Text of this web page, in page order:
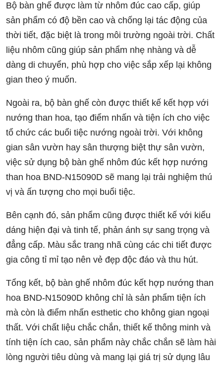
Bộ bàn ghế được làm từ nhôm đúc cao cấp, giúp
sản phẩm có độ bền cao và chống lại tác động của
thời tiết, đặc biệt là trong môi trường ngoài trời. Chất
liệu nhôm cũng giúp sản phẩm nhẹ nhàng và dễ
dàng di chuyển, phù hợp cho việc sắp xếp lại không
gian theo ý muốn.
Ngoài ra, bộ bàn ghế còn được thiết kế kết hợp với
nướng than hoa, tạo điểm nhấn và tiện ích cho việc
tổ chức các buổi tiệc nướng ngoài trời. Với không
gian sân vườn hay sân thượng biệt thự sân vườn,
việc sử dụng bộ bàn ghế nhôm đúc kết hợp nướng
than hoa BND-N15090D sẽ mang lại trải nghiệm thú
vị và ấn tượng cho mọi buổi tiệc.
Bên cạnh đó, sản phẩm cũng được thiết kế với kiểu
dáng hiện đại và tinh tế, phản ánh sự sang trọng và
đẳng cấp. Màu sắc trang nhã cùng các chi tiết được
gia công tỉ mỉ tạo nên vẻ đẹp độc đáo và thu hút.
Tổng kết, bộ bàn ghế nhôm đúc kết hợp nướng than
hoa BND-N15090D không chỉ là sản phẩm tiện ích
mà còn là điểm nhấn esthetic cho không gian ngoại
thất. Với chất liệu chắc chắn, thiết kế thông minh và
tính tiện ích cao, sản phẩm này chắc chắn sẽ làm hài
lòng người tiêu dùng và mang lại giá trị sử dụng lâu